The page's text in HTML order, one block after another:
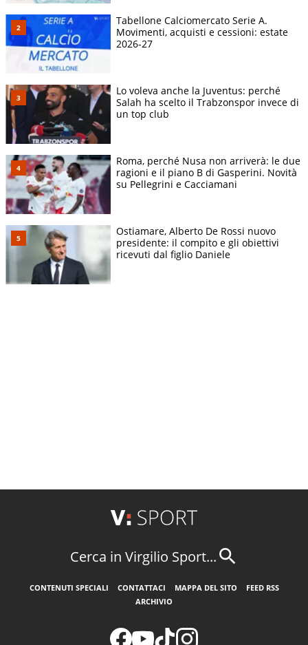
Tabellone Calciomercato Serie A.
Movimenti, acquisti e cessioni: estate
2026-27
Lo voleva anche la Juventus: perché
Salah ha scelto il Trabzonspor invece di
un top club
Roma, perché Nusa non arriverà: le due
ragioni e il piano B di Gasperini. Novità
su Pellegrini e Cacciamani
Ostiamare, Alberto De Rossi nuovo
presidente: il compito e gli obiettivi
ricevuti dal figlio Daniele
Cerca in Virgilio Sport...
CONTENUTI SPECIALI CONTATTACI MAPPA DEL SITO
FEED RSS
ARCHIVIO